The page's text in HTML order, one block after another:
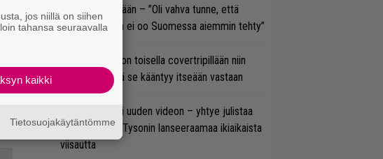
soolodebyytiltään – ”Oli vahva tunne, että
tällaista musaa ei oo Suomessa aiemmin tehty”
Arvio: Saimaa on toisella covertripillään niin
suvereeni, että se kääntyy itseään vastaan
Anthrax julkaisi uuden videon – yhtye julistaa
biisillään Mike Tysonin lanseeraamaa ikiaikaista
viisautta
jos niillä on siihen
tahansa seuraavalla
kaikki
Tietosuojakäytäntömme